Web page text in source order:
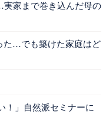
家まで巻き込んだ母の
た…でも築けた家庭はど
！」自然派セミナーに